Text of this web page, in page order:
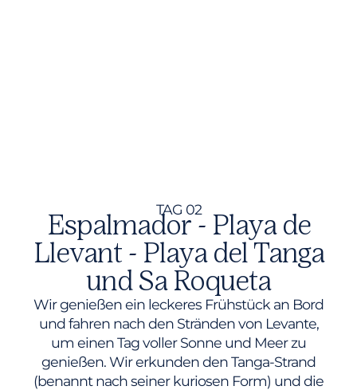
TAG 02
Espalmador - Playa de
Llevant - Playa del Tanga
und Sa Roqueta
Wir genießen ein leckeres Frühstück an Bord
und fahren nach den Stränden von Levante,
um einen Tag voller Sonne und Meer zu
genießen. Wir erkunden den Tanga-Strand
(benannt nach seiner kuriosen Form) und die